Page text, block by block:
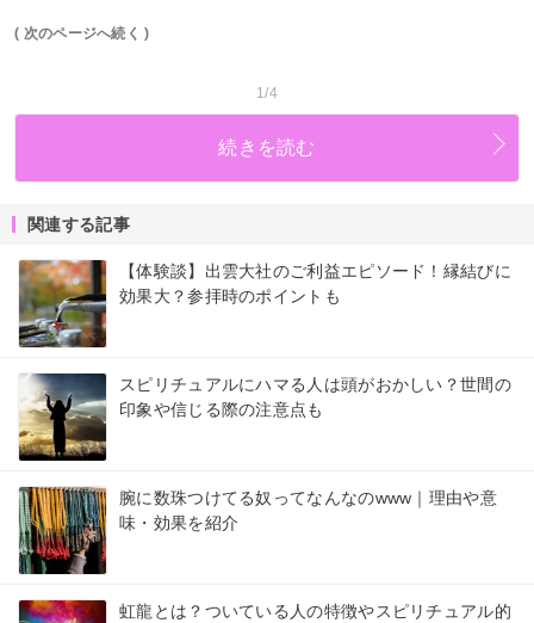
( 次のページへ続く )
1/4
続きを読む
関連する記事
【体験談】出雲大社のご利益エピソード！縁結びに
効果大？参拝時のポイントも
スピリチュアルにハマる人は頭がおかしい？世間の
印象や信じる際の注意点も
腕に数珠つけてる奴ってなんなのwww｜理由や意
味・効果を紹介
虹龍とは？ついている人の特徴やスピリチュアル的